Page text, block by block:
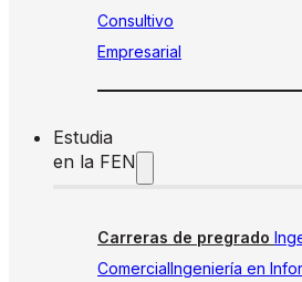
Consultivo
Empresarial
Estudia
en la FEN
Carreras de pregrado
ComercialIngeniería en